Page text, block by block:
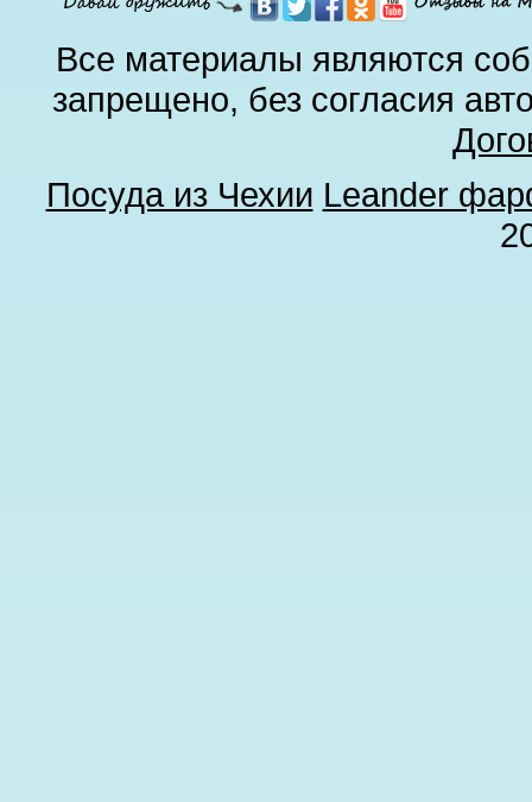
Все материалы являются
запрещено, без согласия
Посуда из Чехии Leander